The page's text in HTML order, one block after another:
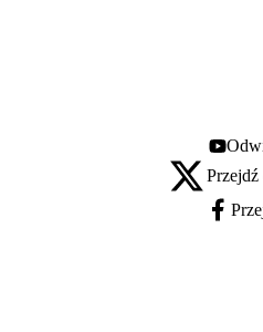
Youtube
X - otwiera się w